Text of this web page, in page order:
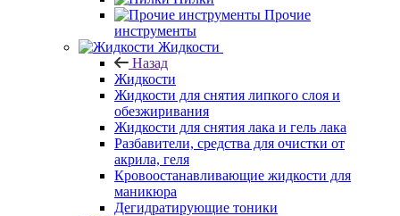
Прочие
инструменты
Жидкости
Назад
Жидкости
Жидкости для снятия липкого слоя и
обезжиривания
Жидкости для снятия лака и гель лака
Разбавители, средства для очистки от
акрила, геля
Кровоостанавливающие жидкости для
маникюра
Дегидратирующие тоники